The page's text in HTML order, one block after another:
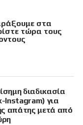
στα
τώρα τους
διαδικασία
Instagram) για
απάτης μετά από